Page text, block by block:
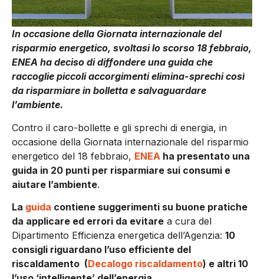
In occasione della Giornata internazionale del
risparmio energetico, svoltasi lo scorso 18 febbraio,
ENEA ha deciso di diffondere una guida che
raccoglie piccoli accorgimenti elimina-sprechi così
da risparmiare in bolletta e salvaguardare
l’ambiente.
Contro il caro-bollette e gli sprechi di energia, in
occasione della Giornata internazionale del risparmio
energetico del 18 febbraio, ENEA ha presentato una
guida in 20 punti per risparmiare sui consumi e
aiutare l’ambiente.
La guida contiene suggerimenti su buone pratiche
da applicare ed errori da evitare a cura del
Dipartimento Efficienza energetica dell’Agenzia: 10
consigli riguardano l’uso efficiente del
riscaldamento (Decalogo riscaldamento) e altri 10